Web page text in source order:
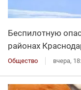
Беспилотную
районах
Общество вчера,